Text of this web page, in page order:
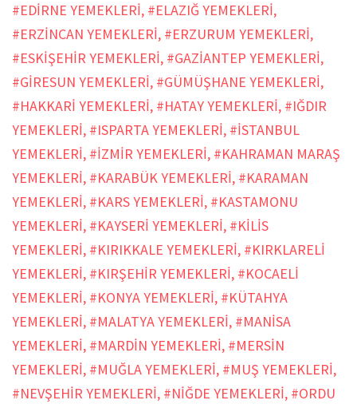
#EDİRNE YEMEKLERİ, #ELAZIĞ YEMEKLERİ,
#ERZİNCAN YEMEKLERİ, #ERZURUM YEMEKLERİ,
#ESKİŞEHİR YEMEKLERİ, #GAZİANTEP YEMEKLERİ,
#GİRESUN YEMEKLERİ, #GÜMÜŞHANE YEMEKLERİ,
#HAKKARİ YEMEKLERİ, #HATAY YEMEKLERİ, #IĞDIR
YEMEKLERİ, #ISPARTA YEMEKLERİ, #İSTANBUL
YEMEKLERİ, #İZMİR YEMEKLERİ, #KAHRAMAN MARAŞ
YEMEKLERİ, #KARABÜK YEMEKLERİ, #KARAMAN
YEMEKLERİ, #KARS YEMEKLERİ, #KASTAMONU
YEMEKLERİ, #KAYSERİ YEMEKLERİ, #KİLİS
YEMEKLERİ, #KIRIKKALE YEMEKLERİ, #KIRKLARELİ
YEMEKLERİ, #KIRŞEHİR YEMEKLERİ, #KOCAELİ
YEMEKLERİ, #KONYA YEMEKLERİ, #KÜTAHYA
YEMEKLERİ, #MALATYA YEMEKLERİ, #MANİSA
YEMEKLERİ, #MARDİN YEMEKLERİ, #MERSİN
YEMEKLERİ, #MUĞLA YEMEKLERİ, #MUŞ YEMEKLERİ,
#NEVŞEHİR YEMEKLERİ, #NİĞDE YEMEKLERİ, #ORDU